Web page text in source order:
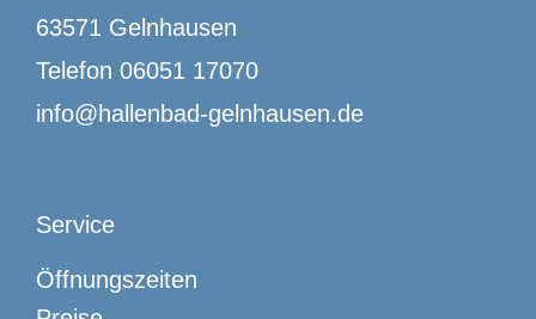
63571 Gelnhausen
Telefon 06051 17070
info@hallenbad-gelnhausen.de
Service
Öffnungszeiten